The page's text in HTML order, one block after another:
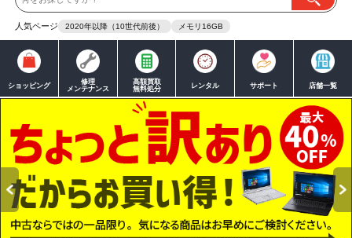
人気ページ 2020年以降（10世代前後） メモリ16GB
ショッピング
修理
メンテナンス
高額買取
無料処分
レンタル サポート 店舗一覧